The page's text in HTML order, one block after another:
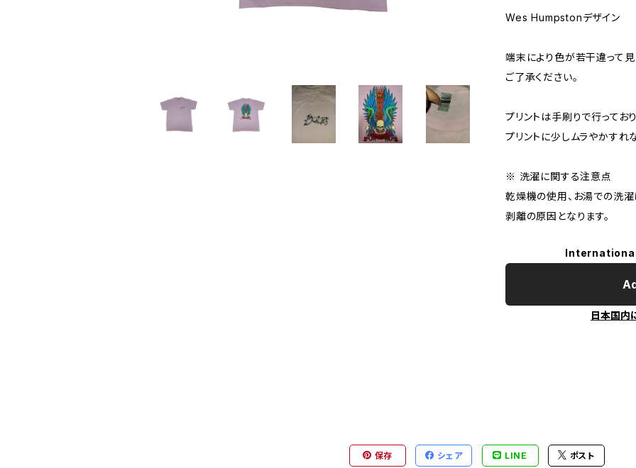
Wes Humpstonデザイン
端末により色が若干違って見
ご了承ください。
プリントは手刷りで行っており
プリントに少しムラやかすれ
※ 洗濯に関する注意点
乾燥機の使用、お湯での洗濯
剥離の原因となります。
日本国内
保存 シェア LINE ポスト